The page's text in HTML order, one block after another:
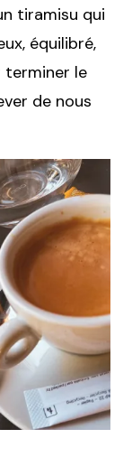
tiramisu qui
équilibré,
terminer le
de nous